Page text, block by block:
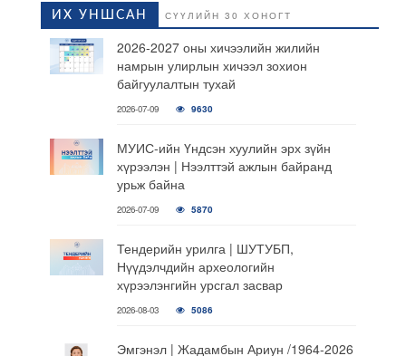
ИХ УНШСАН СҮҮЛИЙН 30 ХОНОГТ
2026-2027 оны хичээлийн жилийн
намрын улирлын хичээл зохион
байгуулалтын тухай
2026-07-09 9630
МУИС-ийн Үндсэн хуулийн эрх зүйн
хүрээлэн | Нээлттэй ажлын байранд
урьж байна
2026-07-09 5870
Тендерийн урилга | ШУТУБП,
Нүүдэлчдийн археологийн
хүрээлэнгийн урсгал засвар
2026-08-03 5086
Эмгэнэл | Жадамбын Ариун /1964-2026